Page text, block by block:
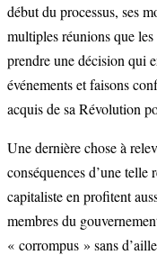
début du processus, ses
multiples réunions que
prendre une décision qui
événements et faisons
acquis de sa Révolution
Une dernière chose à
conséquences d’une
capitaliste en profitent
membres du
« corrompus » sans